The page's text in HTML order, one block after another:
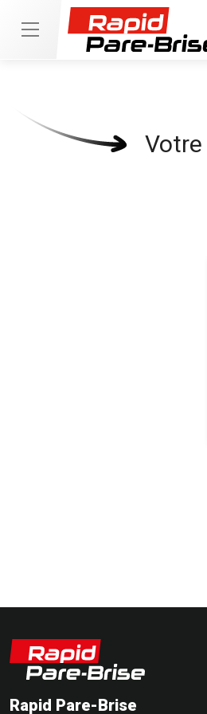
Votre
Rapid Pare-Brise